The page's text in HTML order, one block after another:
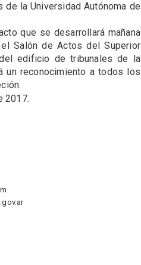
la Universidad Autónoma de
que se desarrollará mañana
Salón de Actos del Superior
edificio de tribunales de la
un reconocimiento a todos los
2017.